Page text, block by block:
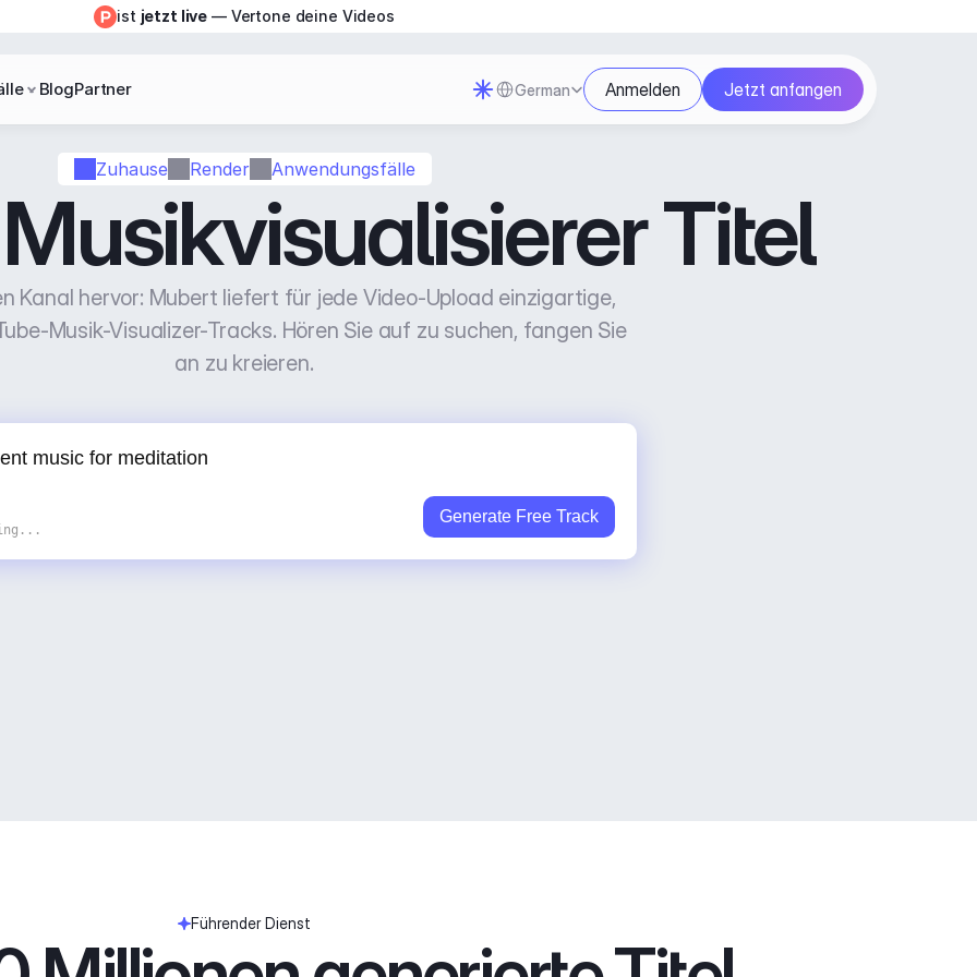
Zuhause Render Anwendungsfälle
Titel
Kanal hervor: Mubert liefert für jede Video-Upload einzigartige,
Musik-Visualizer-Tracks. Hören Sie auf zu suchen, fangen Sie
an zu kreieren.
Generate Free Track
Führender Dienst
ist jetzt live — Vertone deine Videos
BlogPartner Select Language
German Anmelden Jetzt anfangen